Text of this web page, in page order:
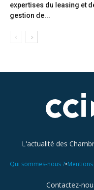
expertises du leasing et
gestion de...
L'actualité des
Qui sommes-nous ?•
Contactez-